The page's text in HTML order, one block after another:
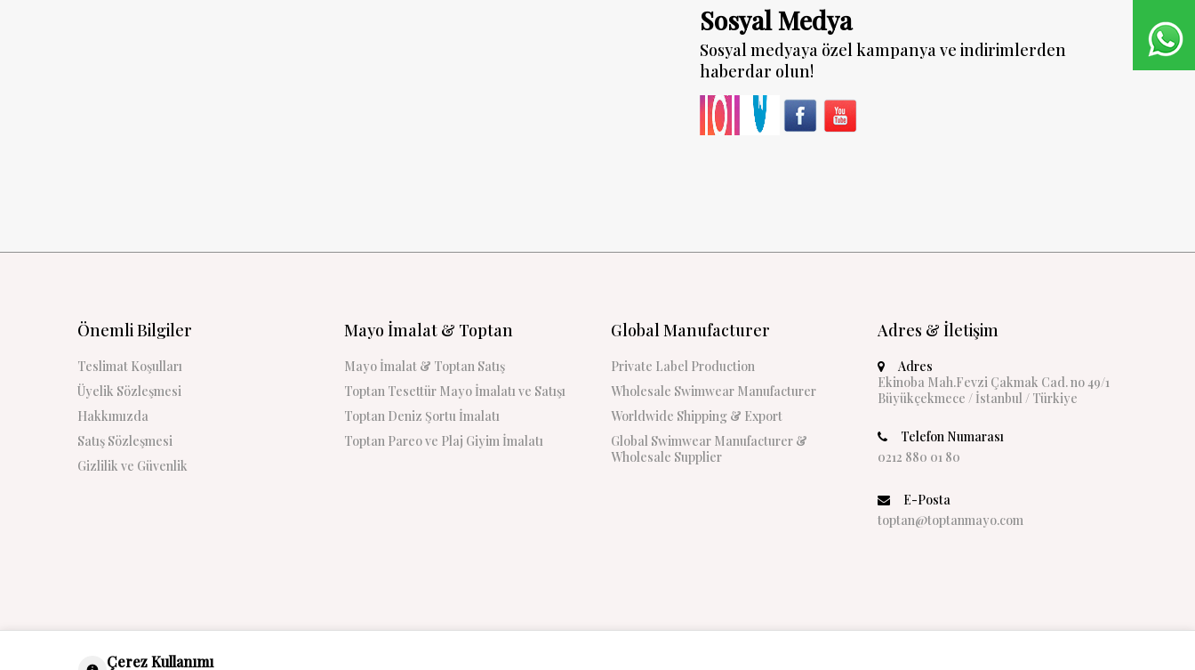
Sosyal Medya
Sosyal medyaya özel kampanya ve indirimlerden
haberdar olun!
Önemli Bilgiler
Teslimat Koşulları
Üyelik Sözleşmesi
Hakkımızda
Satış Sözleşmesi
Gizlilik ve Güvenlik
Mayo İmalat & Toptan
Mayo İmalat & Toptan Satış
Toptan Tesettür Mayo İmalatı ve Satışı
Toptan Deniz Şortu İmalatı
Toptan Pareo ve Plaj Giyim İmalatı
Global Manufacturer
Private Label Production
Wholesale Swimwear Manufacturer
Worldwide Shipping & Export
Global Swimwear Manufacturer &
Wholesale Supplier
Adres & İletişim
Adres
Ekinoba Mah.Fevzi Çakmak Cad. no 49/1
Büyükçekmece / İstanbul / Türkiye
Telefon Numarası
0212 880 01 80
E-Posta
toptan@toptanmayo.com
Çerez Kullanımı